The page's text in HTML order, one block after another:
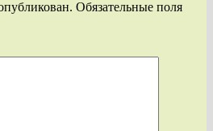
Обязательные поля